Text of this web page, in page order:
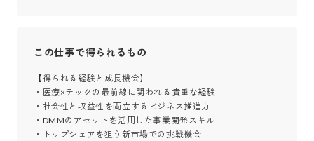
この仕事で得られるもの
【得られる経験と成長機会】
・医療×テックの最前線に関われる貴重な経験
・社会性と収益性を両立するビジネス推進力
・DMMのアセットを活用した事業開発スキル
・トップシェアを狙う新市場での挑戦機会